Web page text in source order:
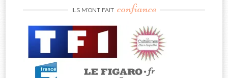
ILS M’ONT FAIT confiance